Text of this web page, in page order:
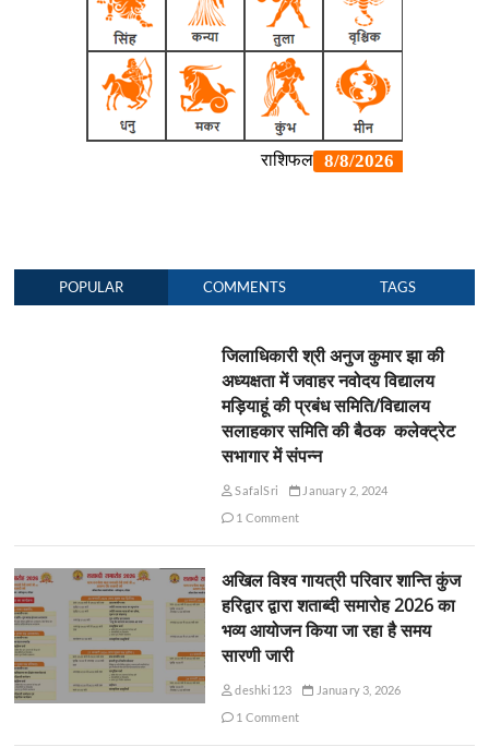
POPULAR COMMENTS TAGS
जिलाधिकारी श्री अनुज कुमार झा की
अध्यक्षता में जवाहर नवोदय विद्यालय
मड़ियाहूं की प्रबंध समिति/विद्यालय
सलाहकार समिति की बैठक कलेक्ट्रेट
सभागार में संपन्न
SafalSri
January 2, 2024
1 Comment
अखिल विश्व गायत्री परिवार शान्ति कुंज
हरिद्वार द्वारा शताब्दी समारोह 2026 का
भव्य आयोजन किया जा रहा है समय
सारणी जारी
deshki123
January 3, 2026
1 Comment